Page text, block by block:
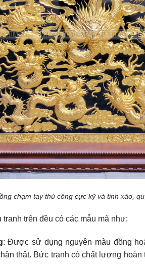
chạm tay thủ công cực kỹ và tinh xảo,
trên đều có các mẫu mã như:
: Được sử dụng nguyên màu đồng
thật. Bức tranh có chất lượng